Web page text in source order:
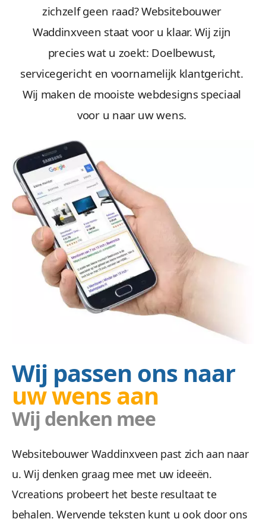
zichzelf geen raad? Websitebouwer
Waddinxveen staat voor u klaar. Wij zijn
precies wat u zoekt: Doelbewust,
servicegericht en voornamelijk klantgericht.
Wij maken de mooiste webdesigns speciaal
voor u naar uw wens.
Wij passen ons naar
uw wens aan
Wij denken mee
Websitebouwer Waddinxveen past zich aan naar
u. Wij denken graag mee met uw ideeën.
Vcreations probeert het beste resultaat te
behalen. Wervende teksten kunt u ook door ons
Wij zetten uw doelgroep aan tot actie met